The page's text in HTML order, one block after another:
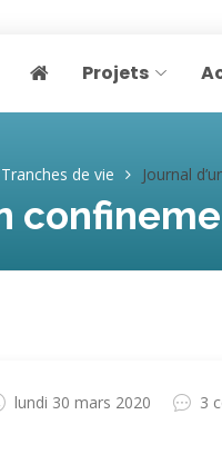
Page home
Projets
Tranches de vie Journal d’un confinement
lundi 30 mars 2020 3